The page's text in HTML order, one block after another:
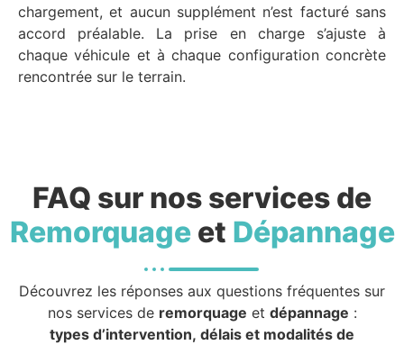
chargement, et aucun supplément n’est facturé sans
accord préalable. La prise en charge s’ajuste à
chaque véhicule et à chaque configuration concrète
rencontrée sur le terrain.
FAQ sur nos services de
Remorquageet Dépannage
Découvrez les réponses aux questions fréquentes sur
nos services de remorquage et dépannage :
types d’intervention, délais et modalités de